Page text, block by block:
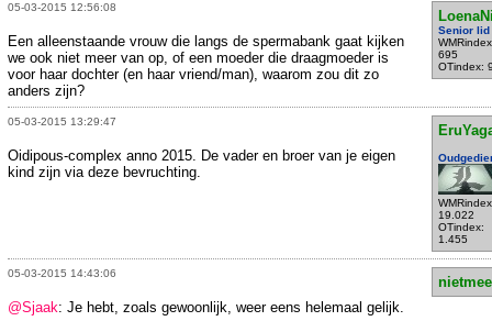
05-03-2015 12:56:08
Senior lid
695
OTindex:
Een alleenstaande vrouw die langs de spermabank gaat kijken
we ook niet meer van op, of een moeder die draagmoeder is
voor haar dochter (en haar vriend/man), waarom zou dit zo
anders zijn?
05-03-2015 13:29:47
19.022
OTindex:
1.455
Oidipous-complex anno 2015. De vader en broer van je eigen
kind zijn via deze bevruchting.
05-03-2015 14:43:06
@Sjaak: Je hebt, zoals gewoonlijk, weer eens helemaal gelijk.